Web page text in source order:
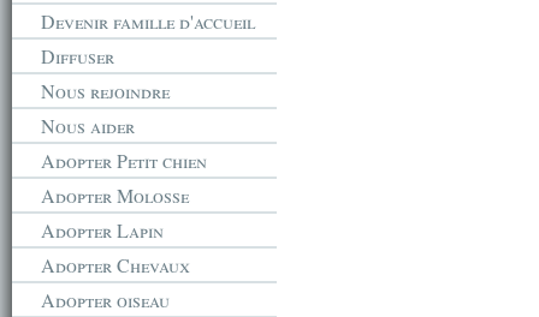
Devenir famille d'accueil
Diffuser
Nous rejoindre
Nous aider
Adopter Petit chien
Adopter Molosse
Adopter Lapin
Adopter Chevaux
Adopter oiseau